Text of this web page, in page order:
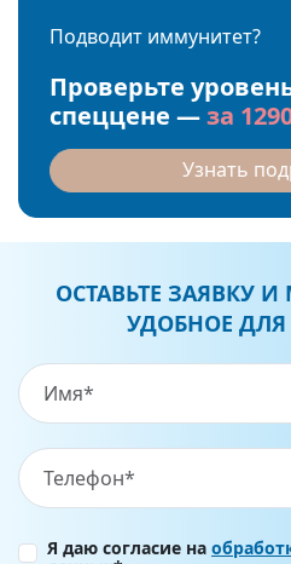
Подводит иммунитет?
Проверьте
спеццене —за
Узнать
ОСТАВЬТЕ ЗАЯВКУ
УДОБНОЕ ДЛЯ
Я даю согласие на